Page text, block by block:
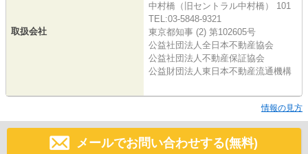
取扱会社
中村橋（旧セントラル中村橋） 101
TEL:03-5848-9321
東京都知事 (2) 第102605号
公益社団法人全日本不動産協会
公益社団法人不動産保証協会
公益財団法人東日本不動産流通機構
情報の見方
メールでお問い合わせする(無料)